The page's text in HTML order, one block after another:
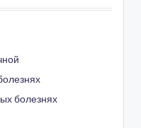
болезнях